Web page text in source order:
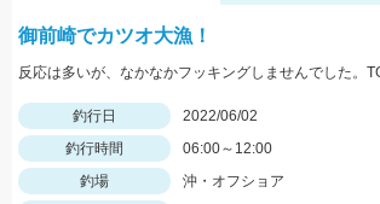
御前崎でカツオ大漁！
釣行日
2022/06/02
釣行時間
06:00～12:00
釣場
沖・オフショア